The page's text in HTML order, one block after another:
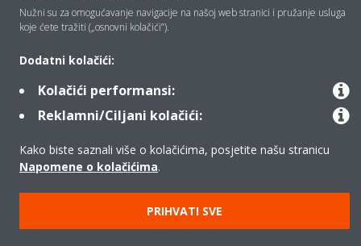
Proizvodi
Copyright © Daikin
Pravna napomena
Obavijest o kolačićima
Nužni su za omogućavanje navigacije na našoj web stranici i pružanje usluga
koje ćete tražiti („osnovni kolačići”).
Dodatni kolačići:
Kolačići performansi:
Reklamni/Ciljani kolačići:
Kako biste saznali više o kolačićima, posjetite našu stranicu
Napomene o kolačićima.
PRIHVATI SVE